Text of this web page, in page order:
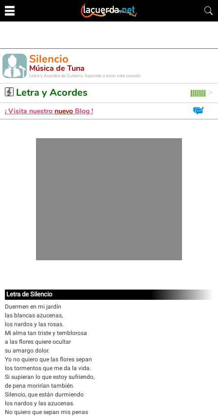
Silencio
Música de Tuna
Letra y Acordes de Guitarra. Aprende a tocar esta canción
Letra y Acordes
¡ Visita nuestro nuevo Blog !
Letra de Silencio
Duermen en mi jardín
las blancas azucenas,
los nardos y las rosas.
Mi alma tan triste y temblorosa
a las flores quiere ocultar
su amargo dolor.
Yo no quiero que las flores sepan
los tormentos que me da la vida.
Si supieran lo que estoy sufriendo,
de pena morirían también.
Silencio, que están durmiendo
los nardos y las azucenas.
No quiero que sepan mis penas